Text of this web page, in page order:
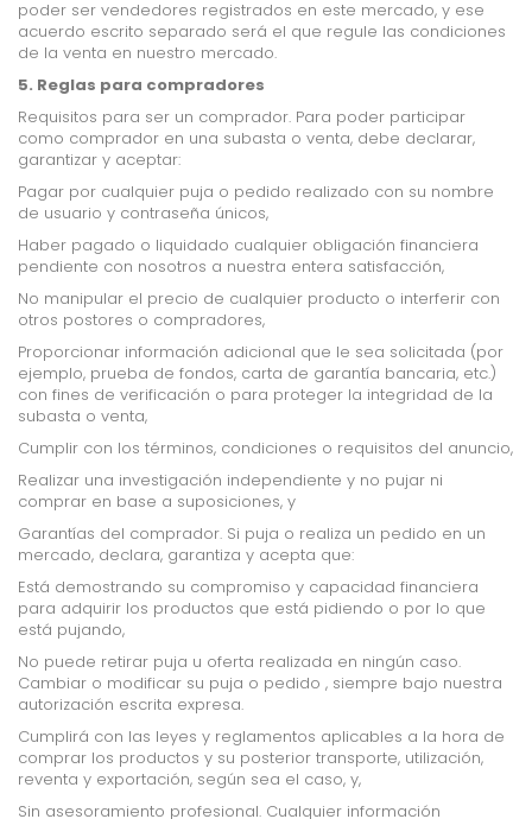
poder ser vendedores registrados en este mercado, y ese
acuerdo escrito separado será el que regule las condiciones
de la venta en nuestro mercado.
5. Reglas para compradores
Requisitos para ser un comprador. Para poder participar
como comprador en una subasta o venta, debe declarar,
garantizar y aceptar:
Pagar por cualquier puja o pedido realizado con su nombre
de usuario y contraseña únicos,
Haber pagado o liquidado cualquier obligación financiera
pendiente con nosotros a nuestra entera satisfacción,
No manipular el precio de cualquier producto o interferir con
otros postores o compradores,
Proporcionar información adicional que le sea solicitada (por
ejemplo, prueba de fondos, carta de garantía bancaria, etc.)
con fines de verificación o para proteger la integridad de la
subasta o venta,
Cumplir con los términos, condiciones o requisitos del anuncio,
Realizar una investigación independiente y no pujar ni
comprar en base a suposiciones, y
Garantías del comprador. Si puja o realiza un pedido en un
mercado, declara, garantiza y acepta que:
Está demostrando su compromiso y capacidad financiera
para adquirir los productos que está pidiendo o por lo que
está pujando,
No puede retirar puja u oferta realizada en ningún caso.
Cambiar o modificar su puja o pedido , siempre bajo nuestra
autorización escrita expresa.
Cumplirá con las leyes y reglamentos aplicables a la hora de
comprar los productos y su posterior transporte, utilización,
reventa y exportación, según sea el caso, y,
Sin asesoramiento profesional. Cualquier información